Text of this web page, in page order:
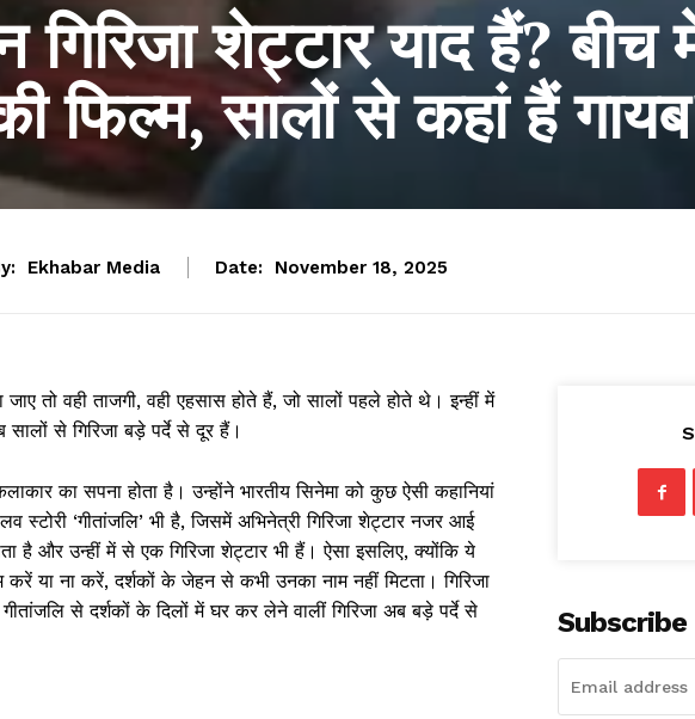
गिरिजा शेट्टार याद हैं? बीच
फिल्म, सालों से कहां हैं
Ekhabar Media Date: November 18, 2025
तो वही ताजगी, वही एहसास होते हैं, जो सालों पहले होते थे। इन्हीं में
से गिरिजा बड़े पर्दे से दूर हैं।
का सपना होता है। उन्होंने भारतीय सिनेमा को कुछ ऐसी कहानियां
‘गीतांजलि’ भी है, जिसमें अभिनेत्री गिरिजा शेट्टार नजर आई
है और उन्हीं में से एक गिरिजा शेट्टार भी हैं। ऐसा इसलिए, क्योंकि ये
या ना करें, दर्शकों के जेहन से कभी उनका नाम नहीं मिटता। गिरिजा
से दर्शकों के दिलों में घर कर लेने वालीं गिरिजा अब बड़े पर्दे से
Subscribe